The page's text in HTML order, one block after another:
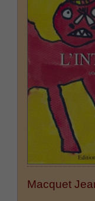
Macquet